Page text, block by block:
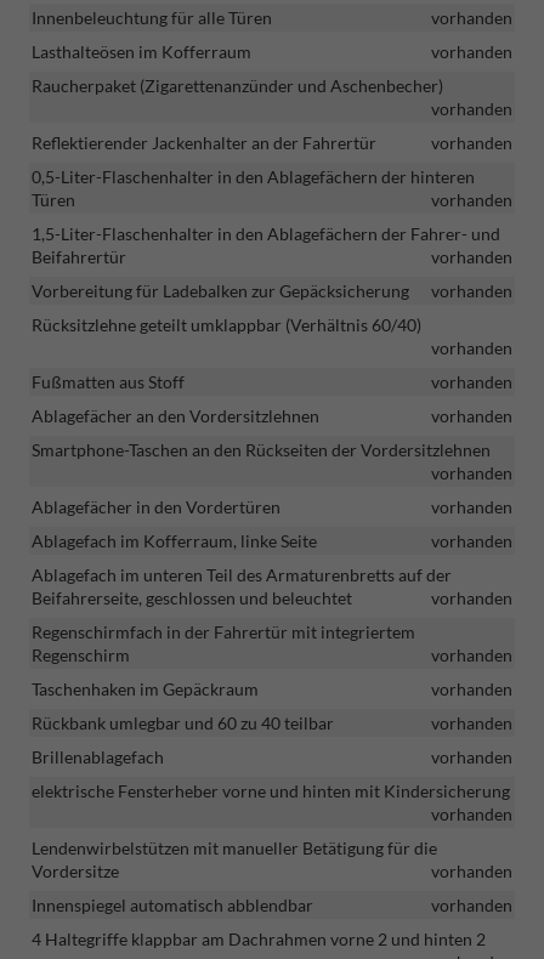
Innenbeleuchtung für alle Türen
vorhanden
Lasthalteösen im Kofferraum
vorhanden
Raucherpaket (Zigarettenanzünder und Aschenbecher)
vorhanden
Reflektierender Jackenhalter an der Fahrertür
vorhanden
0,5-Liter-Flaschenhalter in den Ablagefächern der hinteren
Türen
vorhanden
1,5-Liter-Flaschenhalter in den Ablagefächern der Fahrer- und
Beifahrertür
vorhanden
Vorbereitung für Ladebalken zur Gepäcksicherung
vorhanden
Rücksitzlehne geteilt umklappbar (Verhältnis 60/40)
vorhanden
Fußmatten aus Stoff
vorhanden
Ablagefächer an den Vordersitzlehnen
vorhanden
Smartphone-Taschen an den Rückseiten der Vordersitzlehnen
vorhanden
Ablagefächer in den Vordertüren
vorhanden
Ablagefach im Kofferraum, linke Seite
vorhanden
Ablagefach im unteren Teil des Armaturenbretts auf der
Beifahrerseite, geschlossen und beleuchtet
vorhanden
Regenschirmfach in der Fahrertür mit integriertem
Regenschirm
vorhanden
Taschenhaken im Gepäckraum
vorhanden
Rückbank umlegbar und 60 zu 40 teilbar
vorhanden
Brillenablagefach
vorhanden
elektrische Fensterheber vorne und hinten mit Kindersicherung
vorhanden
Lendenwirbelstützen mit manueller Betätigung für die
Vordersitze
vorhanden
Innenspiegel automatisch abblendbar
vorhanden
4 Haltegriffe klappbar am Dachrahmen vorne 2 und hinten 2